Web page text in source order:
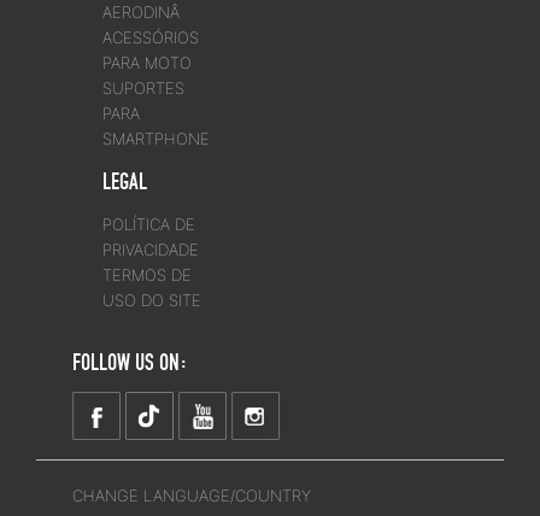
AERODINÂ
ACESSÓRIOS
PARA MOTO
SUPORTES
PARA
SMARTPHONE
LEGAL
POLÍTICA DE
PRIVACIDADE
TERMOS DE
USO DO SITE
FOLLOW US ON:
CHANGE LANGUAGE/COUNTRY